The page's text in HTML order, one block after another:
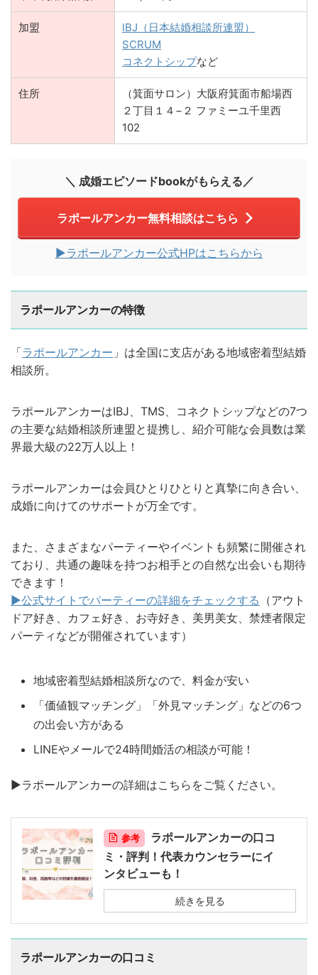
加盟
IBJ（日本結婚相談所連盟）
SCRUM
コネクトシップなど
住所
（箕面サロン）大阪府箕面市船場西
２丁目１４−２ ファミーユ千里西
102
＼ 成婚エピソードbookがもらえる／
ラポールアンカー無料相談はこちら
▶︎ラポールアンカー公式HPはこちらから
ラポールアンカーの特徴
「ラポールアンカー 」は全国に支店がある地域密着型結婚
相談所。
ラポールアンカーはIBJ、TMS、コネクトシップなどの7つ
の主要な結婚相談所連盟と提携し、紹介可能な会員数は業
界最大級の22万人以上！
ラポールアンカーは会員ひとりひとりと真摯に向き合い、
成婚に向けてのサポートが万全です。
また、さまざまなパーティーやイベントも頻繁に開催され
ており、共通の趣味を持つお相手との自然な出会いも期待
できます！
▶︎公式サイトでパーティーの詳細をチェックする （アウト
ドア好き、カフェ好き、お寺好き、美男美女、禁煙者限定
パーティなどが開催されています）
地域密着型結婚相談所なので、料金が安い
「価値観マッチング」「外見マッチング」などの6つ
の出会い方がある
LINEやメールで24時間婚活の相談が可能！
▶︎ラポールアンカーの詳細はこちらをご覧ください。
参考
ラポールアンカーの口コ
ミ・評判！代表カウンセラーにイ
ンタビューも！
続きを見る
ラポールアンカーの口コミ